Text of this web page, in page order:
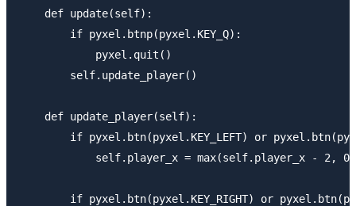
    def update(self):
        if pyxel.btnp(pyxel.KEY_Q):
            pyxel.quit()
        self.update_player()
    def update_player(self):
if pyxel.btn(pyxel.KEY_LEFT) or
            self.player_x = max(self.player_x - 2, 0)
if pyxel.btn(pyxel.KEY_RIGHT) or